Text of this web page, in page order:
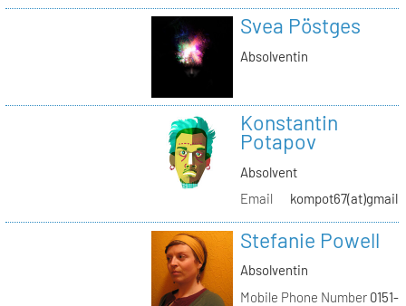
Svea Pöstges
Absolventin
Konstantin
Potapov
Absolvent
Email
Stefanie Powell
Absolventin
Mobile Phone Number0151-